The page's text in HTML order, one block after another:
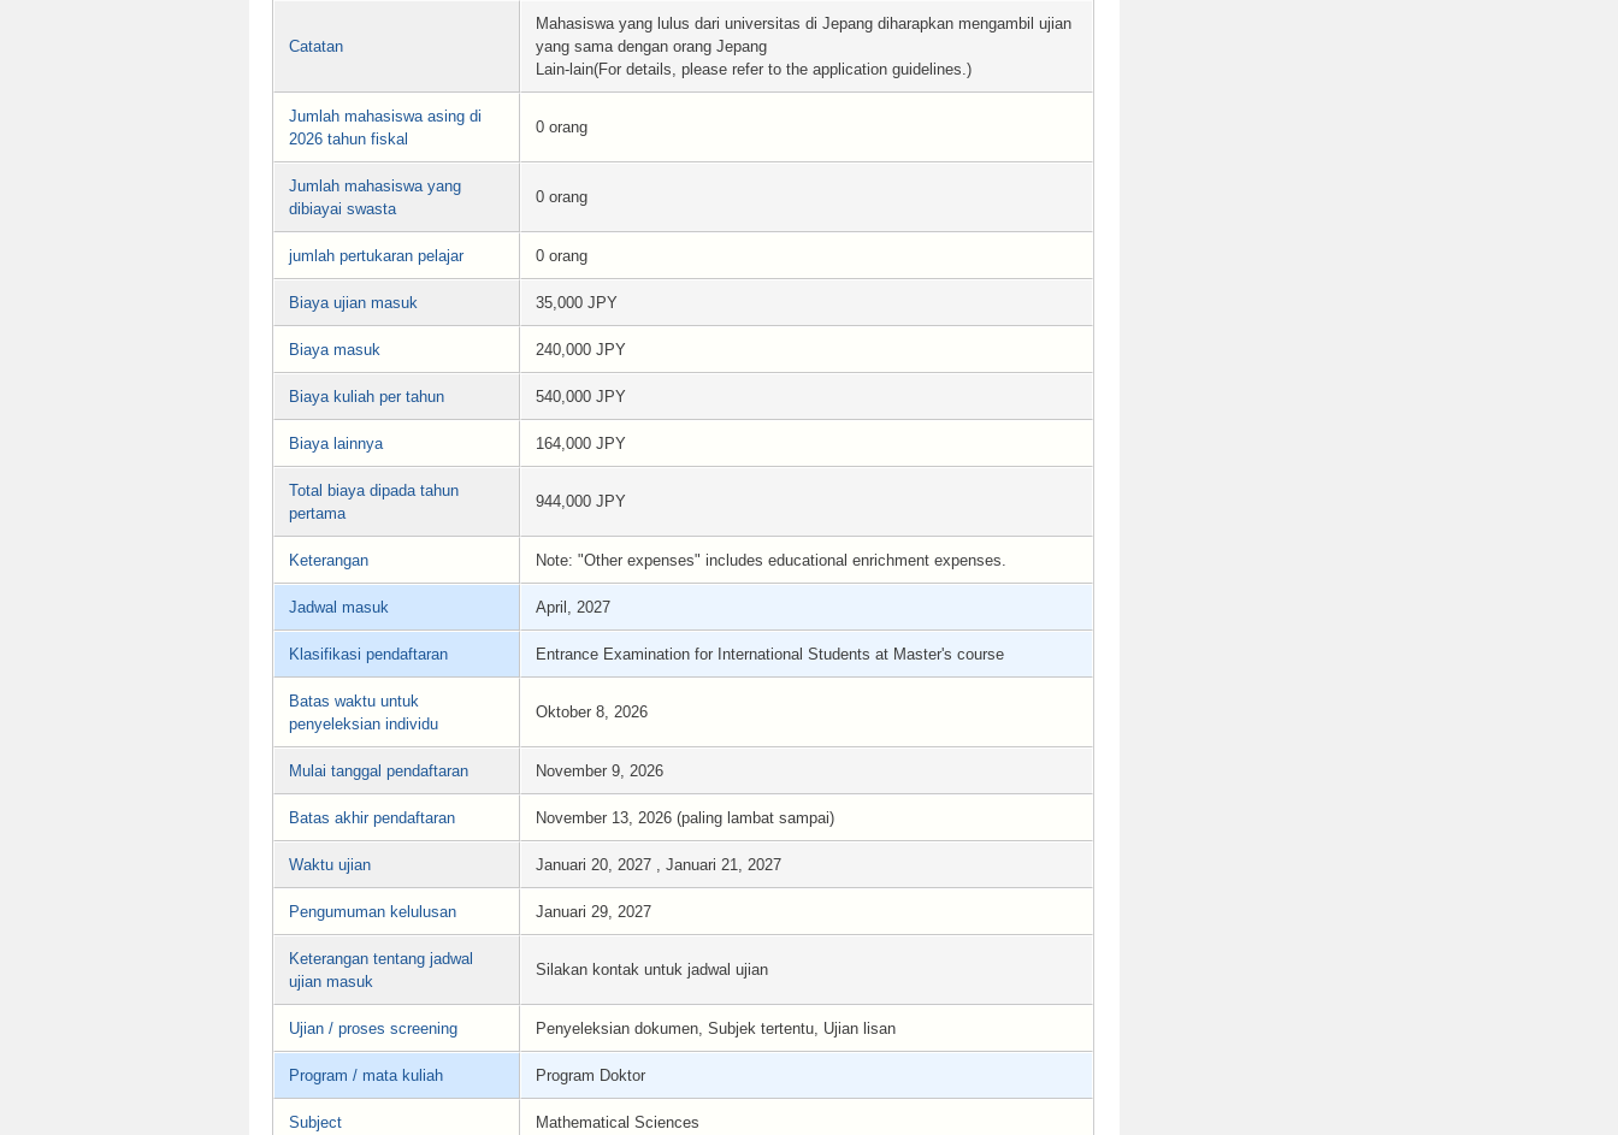
Catatan
Mahasiswa yang lulus dari universitas di Jepang diharapkan mengambil ujian
yang sama dengan orang Jepang
Lain-lain(For details, please refer to the application guidelines.)
Jumlah mahasiswa asing di
2026 tahun fiskal
0 orang
Jumlah mahasiswa yang
dibiayai swasta
0 orang
jumlah pertukaran pelajar 0 orang
Biaya ujian masuk 35,000 JPY
Biaya masuk 240,000 JPY
Biaya kuliah per tahun 540,000 JPY
Biaya lainnya 164,000 JPY
Total biaya dipada tahun
pertama
944,000 JPY
Keterangan Note: "Other expenses" includes educational enrichment expenses.
Jadwal masuk April, 2027
Klasifikasi pendaftaran Entrance Examination for International Students at Master's course
Batas waktu untuk
penyeleksian individu
Oktober 8, 2026
Mulai tanggal pendaftaran November 9, 2026
Batas akhir pendaftaran November 13, 2026 (paling lambat sampai)
Waktu ujian Januari 20, 2027 , Januari 21, 2027
Pengumuman kelulusan Januari 29, 2027
Keterangan tentang jadwal
ujian masuk
Silakan kontak untuk jadwal ujian
Ujian / proses screening Penyeleksian dokumen, Subjek tertentu, Ujian lisan
Program / mata kuliah Program Doktor
Subject Mathematical Sciences